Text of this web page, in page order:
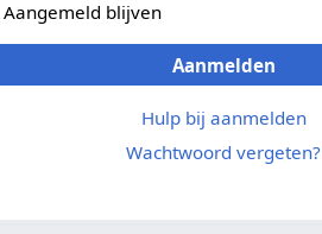
Aangemeld blijven
Aanmelden
Hulp bij aanmelden
Wachtwoord vergeten?